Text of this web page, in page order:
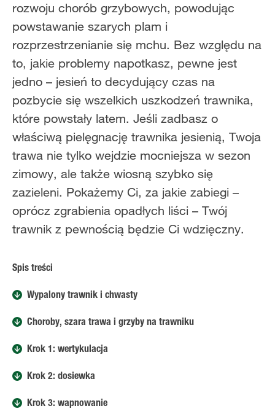
rozwoju chorób grzybowych, powodując
powstawanie szarych plam i
rozprzestrzenianie się mchu. Bez względu na
to, jakie problemy napotkasz, pewne jest
jedno – jesień to decydujący czas na
pozbycie się wszelkich uszkodzeń trawnika,
które powstały latem. Jeśli zadbasz o
właściwą pielęgnację trawnika jesienią, Twoja
trawa nie tylko wejdzie mocniejsza w sezon
zimowy, ale także wiosną szybko się
zazieleni. Pokażemy Ci, za jakie zabiegi –
oprócz zgrabienia opadłych liści – Twój
trawnik z pewnością będzie Ci wdzięczny.
Spis treści
Wypalony trawnik i chwasty
Choroby, szara trawa i grzyby na trawniku
Krok 1: wertykulacja
Krok 2: dosiewka
Krok 3: wapnowanie